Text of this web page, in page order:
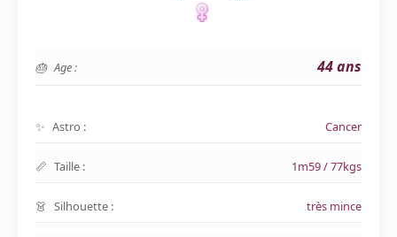
Age : 44 ans
Astro : Cancer
Taille : 1m59 / 77kgs
Silhouette : très mince